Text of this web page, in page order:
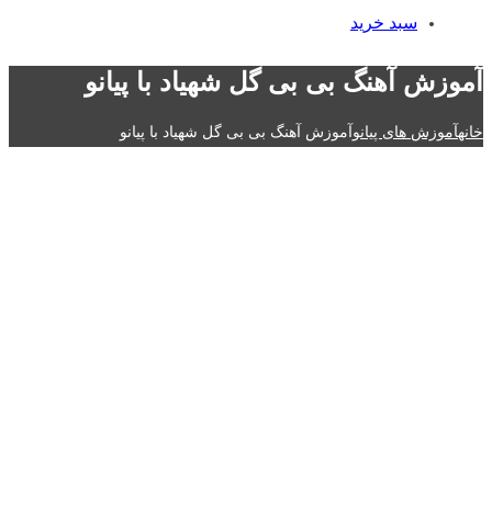
سبد خرید
آموزش آهنگ بی بی گل شهیاد با پیانو
خانهآموزش های پیانوآموزش آهنگ بی بی گل شهیاد با پیانو